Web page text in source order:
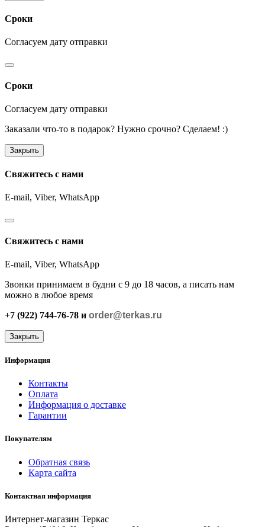
Сроки
Согласуем дату отправки
Сроки
Согласуем дату отправки
Заказали что-то в подарок? Нужно срочно? Сделаем! :)
Закрыть
Свяжитесь с нами
E-mail, Viber, WhatsApp
Свяжитесь с нами
E-mail, Viber, WhatsApp
Звонки принимаем в будни с 9 до 18 часов, а писать нам
можно в любое время
+7 (922) 744-76-78 и order@terkas.ru
Закрыть
Информация
Контакты
Оплата
Информация о доставке
Гарантии
Покупателям
Обратная связь
Карта сайта
Контактная информация
Интернет-магазин Теркас